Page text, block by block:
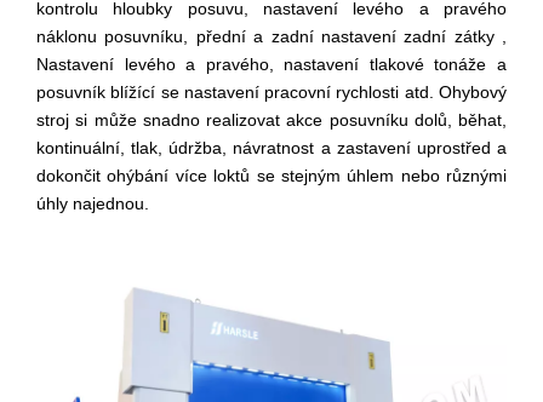
kontrolu hloubky posuvu, nastavení levého a pravého
náklonu posuvníku, přední a zadní nastavení zadní zátky ,
Nastavení levého a pravého, nastavení tlakové tonáže a
posuvník blížící se nastavení pracovní rychlosti atd. Ohybový
stroj si může snadno realizovat akce posuvníku dolů, běhat,
kontinuální, tlak, údržba, návratnost a zastavení uprostřed a
dokončit ohýbání více loktů se stejným úhlem nebo různými
úhly najednou.